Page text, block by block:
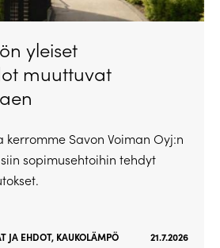
yleiset
muuttuvat
kerromme Savon Voiman Oyj:n
sopimusehtoihin tehdyt
JA EHDOT, KAUKOLÄMPÖ 21.7.2026